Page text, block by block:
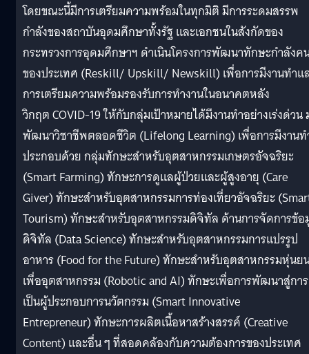
โดยขณะนี้มีการเตรียมความพร้อมในทุกมิติ มีการระดมสรรพ
กำลังของสถาบันอุดมศึกษาทั้งรัฐ และเอกชนในสังกัดของ
กระทรวงการอุดมศึกษาฯ ดำเนินโครงการพัฒนาทักษะกำลังค
ของประเทศ (Reskill/ Upskill/ Newskill) เพื่อการมีงานทำแ
การเตรียมความพร้อมรองรับการทำงานในอนาคตหลัง
วิกฤต COVID-19 ให้กับกลุ่มเป้าหมายได้มีงานทำอย่างเร่งด่วน
พัฒนาวิชาชีพตลอดชีวิต (Lifelong Learning) เพื่อการมีงาน
ประกอบด้วย กลุ่มทักษะสำหรับอุตสาหกรรมเกษตรอัจฉริยะ
(Smart Farming) ทักษะการดูแลผู้ป่วยและผู้สูงอายุ (Care
Giver) ทักษะสำหรับอุตสาหกรรมการท่องเที่ยวอัจฉริยะ
Tourism) ทักษะสำหรับอุตสาหกรรมดิจิทัล ด้านการจัดการข้
ดิจิทัล (Data Science) ทักษะสำหรับอุตสาหกรรมการแปรรูป
อาหาร (Food for the Future) ทักษะสำหรับอุตสาหกรรมหุ่นย
เพื่ออุตสาหกรรม (Robotic and AI) ทักษะเพื่อการพัฒนาสู่การ
เป็นผู้ประกอบการนวัตกรรม (Smart Innovative
Entrepreneur) ทักษะการผลิตเนื้อหาสร้างสรรค์ (Creative
Content) และอื่น ๆ ที่สอดคล้องกับความต้องการของประเทศ